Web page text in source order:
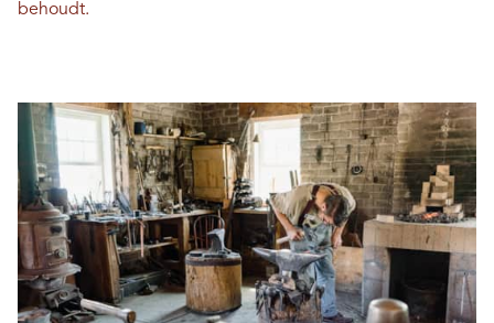
behoudt.